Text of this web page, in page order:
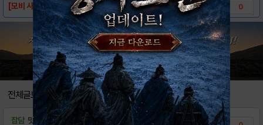
[모비 사전예약] 친구모바일 0
전체글보기
잡담 맛저하세요